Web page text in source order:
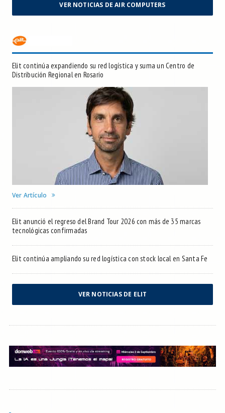
VER NOTICIAS DE AIR COMPUTERS
Elit continúa expandiendo su red logística y suma un Centro de
Distribución Regional en Rosario
Ver Artículo
Elit anunció el regreso del Brand Tour 2026 con más de 35 marcas
tecnológicas confirmadas
Elit continúa ampliando su red logística con stock local en Santa Fe
VER NOTICIAS DE ELIT